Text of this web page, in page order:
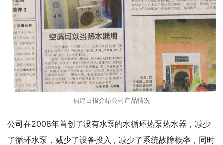
福建日报介绍公司产品情况
公司在2008年首创了没有水泵的水循环热泵热水器，减少
了循环水泵，减少了设备投入，减少了系统故障概率，同时